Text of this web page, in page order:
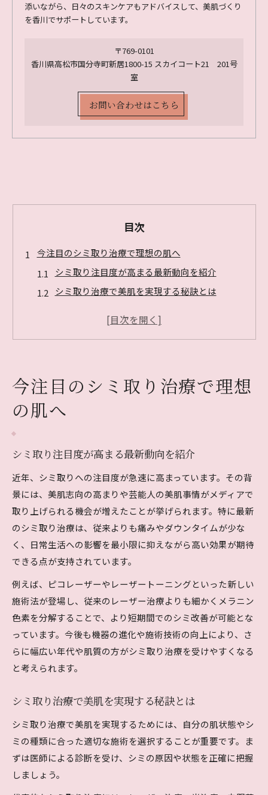
添いながら、日々のスキンケアもアドバイスして、美肌づくり
を香川でサポートしています。
〒769-0101
香川県高松市国分寺町新居1800-15 スカイコート21 201号
室
お問い合わせはこちら
目次
今注目のシミ取り治療で理想の肌へ
シミ取り注目度が高まる最新動向を紹介
シミ取り治療で美肌を実現する秘訣とは
芸能人も注目のシミ取りの効果と特徴
シミ取り最新機器の注目ポイント徹底解説
シミ取り機器選びで知っておくべき基準
シミ取り機器の違いと選び方のポイント
効率的なシミ取り方法を知りたい方へ
注目度高いシミ取りの効率的な方法とは
シミ取りで失敗しない効率アップの工夫
シミ取り効果を最大限に引き出す手順
忙しい方に最適なシミ取りの進め方
シミ取りで美肌を効率良く目指すコツ
ダウンタイム最小化に役立つシミ取り選択
ダウンタイム少ないシミ取り注目の理由
シミ取り治療でダウンタイムを減らす方法
低負担で行うシミ取りの選び方を伝授
シミ取り後の回復を早めるポイント解説
美肌維持に役立つシミ取りダウンタイム対策
シミ取り後に濃くなる理由を分かりやすく解説
シミ取り施術後の色素沈着を防ぐケア法
今注目のシミ取り治療で理想
の肌へ
シミ取り注目度が高まる最新動向を紹介
近年、シミ取りへの注目度が急速に高まっています。その背
景には、美肌志向の高まりや芸能人の美肌事情がメディアで
取り上げられる機会が増えたことが挙げられます。特に最新
のシミ取り治療は、従来よりも痛みやダウンタイムが少な
く、日常生活への影響を最小限に抑えながら高い効果が期待
できる点が支持されています。
例えば、ピコレーザーやレーザートーニングといった新しい
施術法が登場し、従来のレーザー治療よりも細かくメラニン
色素を分解することで、より短期間でのシミ改善が可能とな
っています。今後も機器の進化や施術技術の向上により、さ
らに幅広い年代や肌質の方がシミ取り治療を受けやすくなる
と考えられます。
シミ取り治療で美肌を実現する秘訣とは
シミ取り治療で美肌を実現するためには、自分の肌状態やシ
ミの種類に合った適切な施術を選択することが重要です。ま
ずは医師による診断を受け、シミの原因や状態を正確に把握
しましょう。